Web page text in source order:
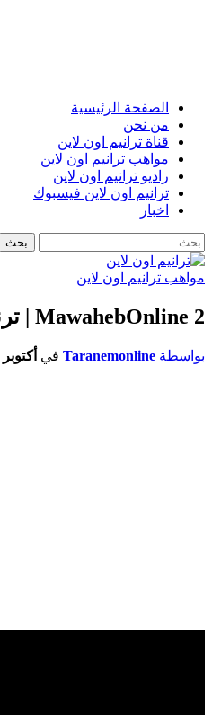
الصفحة الرئيسية
من نحن
قناة ترانيم اون لاين
مواهب ترانيم اون لاين
راديو ترانيم اون لاين
ترانيم اون لاين فيسبوك
اخبار
مواهب ترانيم اون لاين
MawahebOnline 2 | ترنيمة ليه لابسة يا امى اسود _ كامل بشرى
بواسطة Taranemonline في أكتوبر 23, 2014